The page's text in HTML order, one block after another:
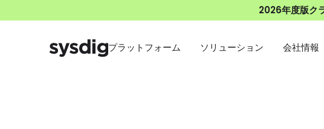
2026年度版ク
プラットフォーム ソリューション 会社情報